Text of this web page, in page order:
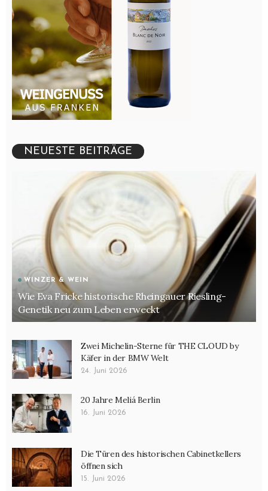
NEUESTE BEITRÄGE
WINZER & WEIN
Wie Eva Fricke historische Rheingauer Riesling-
Genetik neu zum Leben erweckt
Zwei Michelin-Sterne für THE CLOUD by
Käfer in der BMW Welt
24. Juni 2026
20 Jahre Meliá Berlin
16. Juni 2026
Die Türen des historischen Cabinetkellers
öffnen sich
15. Juni 2026